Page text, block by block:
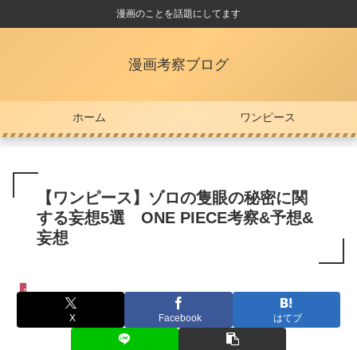
漫画のことを話題にしてます
漫画考察ブログ
ホーム ワンピース
【ワンピース】ゾロの隻眼の秘密に関
する妄想5選 ONE PIECE考察&予想&
妄想
ワンピース
X Facebook はてブ